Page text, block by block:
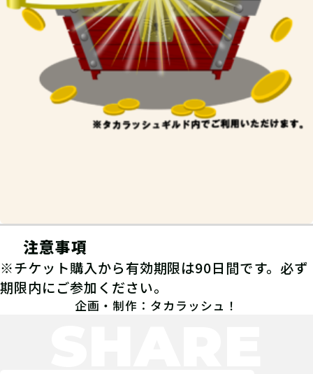
注意事項
※チケット購入から有効期限は90日間です。必ず
期限内にご参加ください。
企画・制作：タカラッシュ！